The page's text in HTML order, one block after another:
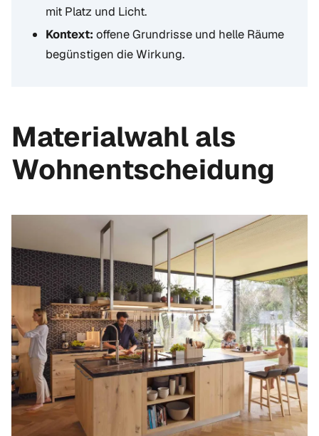
mit Platz und Licht.
Kontext: offene Grundrisse und helle Räume
begünstigen die Wirkung.
Materialwahl als
Wohnentscheidung